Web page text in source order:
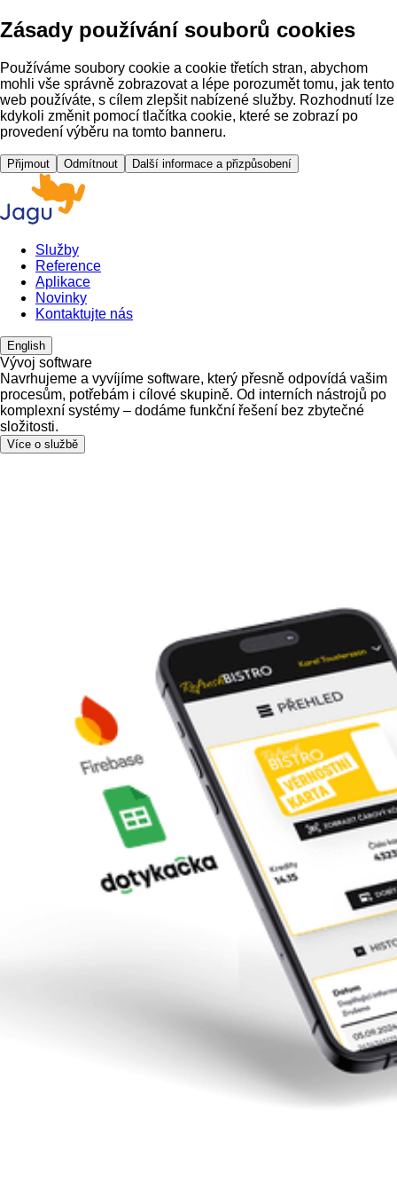
Zásady používání souborů cookies
Používáme soubory cookie a cookie třetích stran, abychom
mohli vše správně zobrazovat a lépe porozumět tomu, jak tento
web používáte, s cílem zlepšit nabízené služby. Rozhodnutí lze
kdykoli změnit pomocí tlačítka cookie, které se zobrazí po
provedení výběru na tomto banneru.
Přijmout Odmítnout Další informace a přizpůsobení
Služby
Reference
Aplikace
Novinky
Kontaktujte nás
English
Vývoj software
Navrhujeme a vyvíjíme software, který přesně odpovídá vašim
procesům, potřebám i cílové skupině. Od interních nástrojů po
komplexní systémy – dodáme funkční řešení bez zbytečné
složitosti.
Více o službě